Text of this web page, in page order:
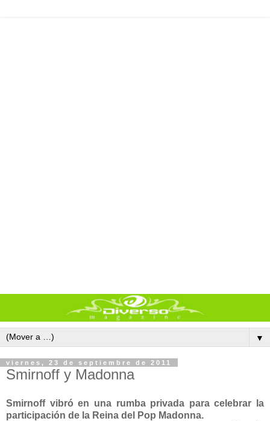
▼
viernes, 23 de septiembre de 2011
Smirnoff y Madonna
Smirnoff vibró en una rumba privada para celebrar la
participación de la Reina del Pop Madonna.